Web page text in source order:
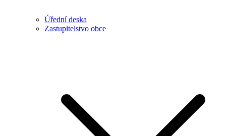
Úřední deska
Zastupitelstvo obce